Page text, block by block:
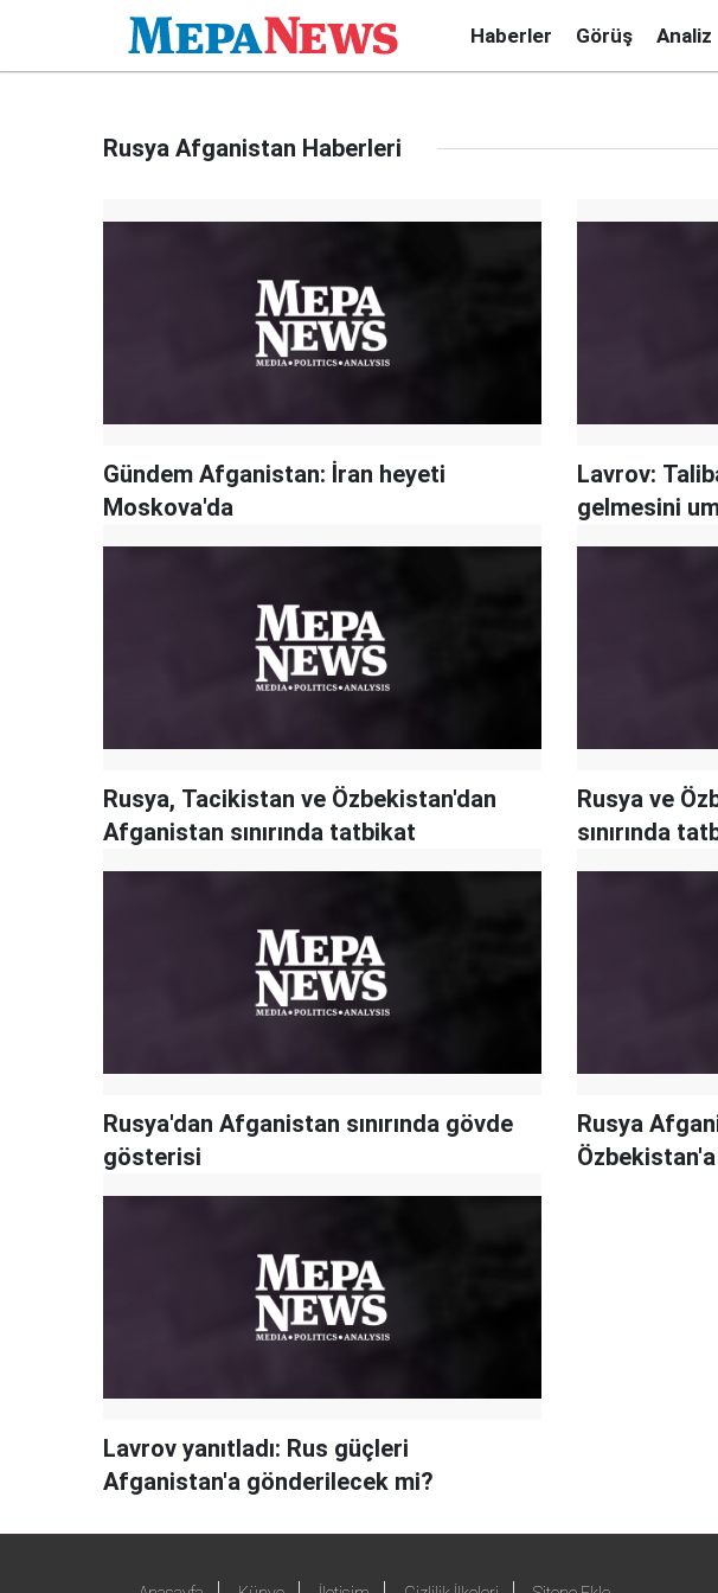
Haberler Görüş Analiz
Rusya Afganistan Haberleri
Gündem Afganistan: İran heyeti
Moskova'da
Lavrov:
gelmesini
Rusya, Tacikistan ve Özbekistan'dan
Afganistan sınırında tatbikat
Rusya ve
sınırında
Rusya'dan Afganistan sınırında gövde
gösterisi
Rusya
Lavrov yanıtladı: Rus güçleri
Afganistan'a gönderilecek mi?